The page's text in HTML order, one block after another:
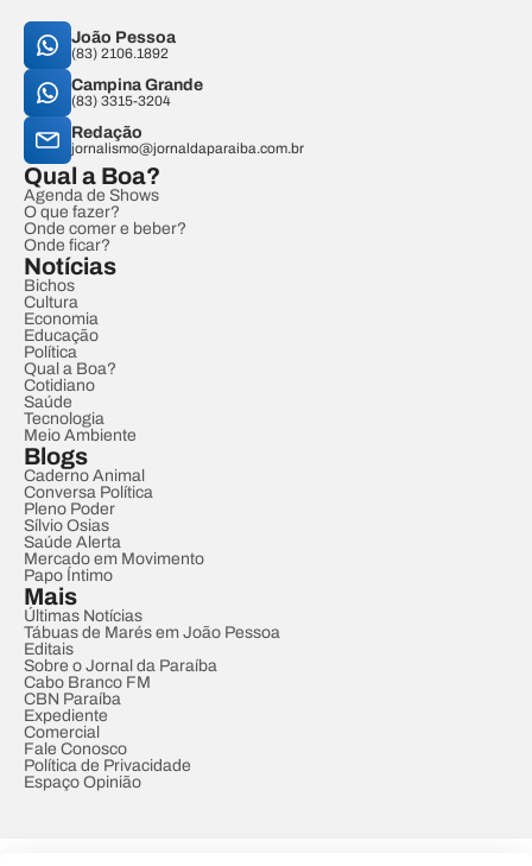
João Pessoa
(83) 2106.1892
Campina Grande
(83) 3315-3204
Redação
jornalismo@jornaldaparaiba.com.br
Qual a Boa?
Agenda de Shows
O que fazer?
Onde comer e beber?
Onde ficar?
Notícias
Bichos
Cultura
Economia
Educação
Política
Qual a Boa?
Cotidiano
Saúde
Tecnologia
Meio Ambiente
Blogs
Caderno Animal
Conversa Política
Pleno Poder
Sílvio Osias
Saúde Alerta
Mercado em Movimento
Papo Íntimo
Mais
Últimas Notícias
Tábuas de Marés em João Pessoa
Editais
Sobre o Jornal da Paraíba
Cabo Branco FM
CBN Paraíba
Expediente
Comercial
Fale Conosco
Política de Privacidade
Espaço Opinião